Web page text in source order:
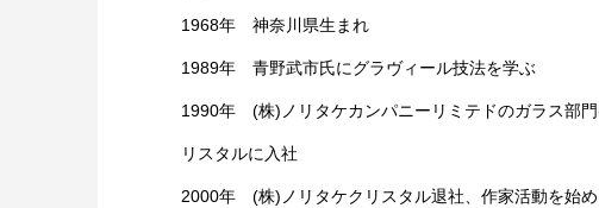
1968年 神奈川県生まれ
1989年 青野武市氏にグラヴィール技法を学ぶ
1990年 (株)ノリタケカンパニーリミテドのガラス部
リスタルに入社
2000年 (株)ノリタケクリスタル退社、作家活動を始